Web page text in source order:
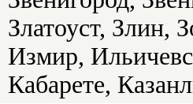
Златоуст, Злин,
Измир,
Кабарете,